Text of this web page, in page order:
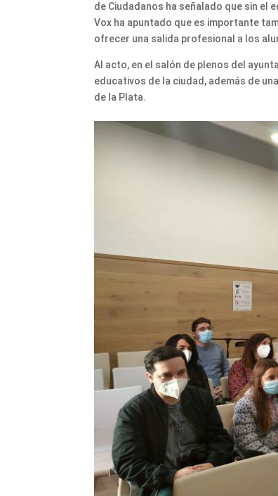
de Ciudadanos ha señalado que sin el
Vox ha apuntado que es importante
ofrecer una salida profesional a los
Al acto, en el salón de plenos del
educativos de la ciudad, además de
de la Plata.